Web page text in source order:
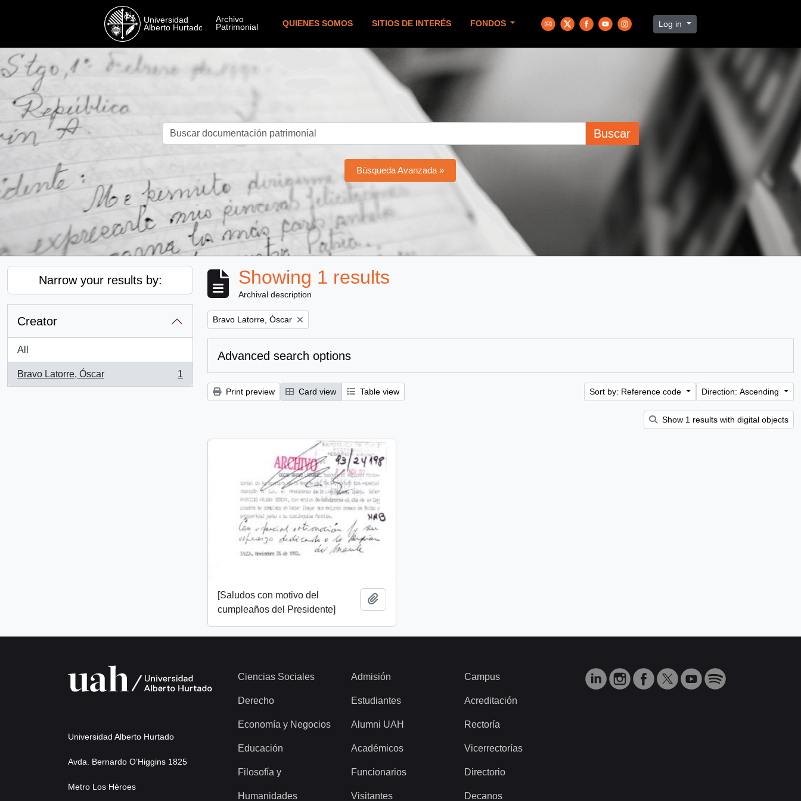
QUIENES SOMOS SITIOS DE INTERÉS FONDOS Log in
Buscar
Búsqueda Avanzada »
Narrow your results by:
Creator
All
Bravo Latorre, Óscar
, 1 results
1
Showing 1 results
Archival description
Remove filter:
Bravo Latorre, Óscar
Advanced search options
Print preview Card view Table view Sort by: Reference code Direction: Ascending
Show 1 results with digital objects
[Saludos con motivo del
cumpleaños del Presidente]
Universidad Alberto Hurtado
Avda. Bernardo O’Higgins 1825
Metro Los Héroes
Ciencias Sociales
Derecho
Economía y Negocios
Educación
Filosofía y
Humanidades
Admisión
Estudiantes
Alumni UAH
Académicos
Funcionarios
Visitantes
Campus
Acreditación
Rectoría
Vicerrectorías
Directorio
Decanos